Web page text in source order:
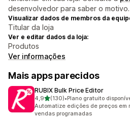
desenvolvedor para saber o motivo.
Visualizar dados de membros da
Titular da loja
Ver e editar dados da loja:
Produtos
Ver informações
Mais apps parecidos
RUBIX Bulk Price Editor
4,9de 5 estrelas
(130)
130 avaliações ao todo
•Plano gratuito
Automatize edições de preços em
vendas programadas